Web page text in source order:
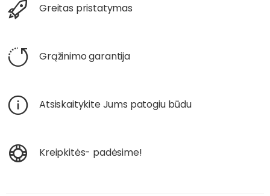
Greitas pristatymas
Grąžinimo garantija
Atsiskaitykite Jums patogiu būdu
Kreipkitės- padėsime!